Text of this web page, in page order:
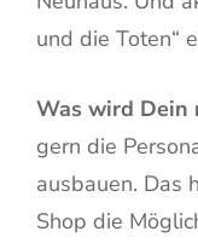
und die Toten“
Was wird Dein
gern die
ausbauen. Das
Shop die